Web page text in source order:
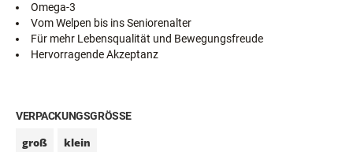
Omega-3
Vom Welpen bis ins Seniorenalter
Für mehr Lebensqualität und Bewegungsfreude
Hervorragende Akzeptanz
VERPACKUNGSGRÖSSE
groß klein